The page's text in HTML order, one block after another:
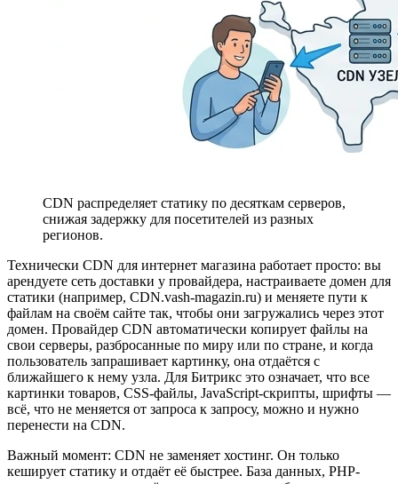
CDN распределяет статику по десяткам серверов,
снижая задержку для посетителей из разных
регионов.
Технически CDN для интернет магазина работает просто: вы
арендуете сеть доставки у провайдера, настраиваете домен для
статики (например, CDN.vash-magazin.ru) и меняете пути к
файлам на своём сайте так, чтобы они загружались через этот
домен. Провайдер CDN автоматически копирует файлы на
свои серверы, разбросанные по миру или по стране, и когда
пользователь запрашивает картинку, она отдаётся с
ближайшего к нему узла. Для Битрикс это означает, что все
картинки товаров, CSS-файлы, JavaScript-скрипты, шрифты —
всё, что не меняется от запроса к запросу, можно и нужно
перенести на CDN.
Важный момент: CDN не заменяет хостинг. Он только
кеширует статику и отдаёт её быстрее. База данных, PHP-